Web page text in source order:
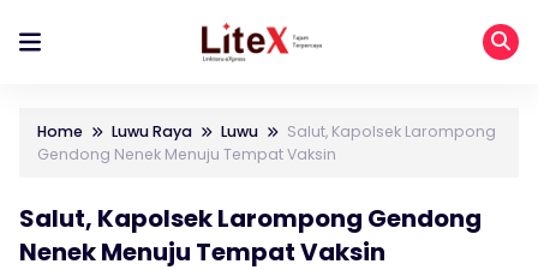
Home Luwu Raya Luwu
Salut, Kapolsek Larompong
Gendong Nenek Menuju Tempat Vaksin
Salut, Kapolsek Larompong Gendong
Nenek Menuju Tempat Vaksin